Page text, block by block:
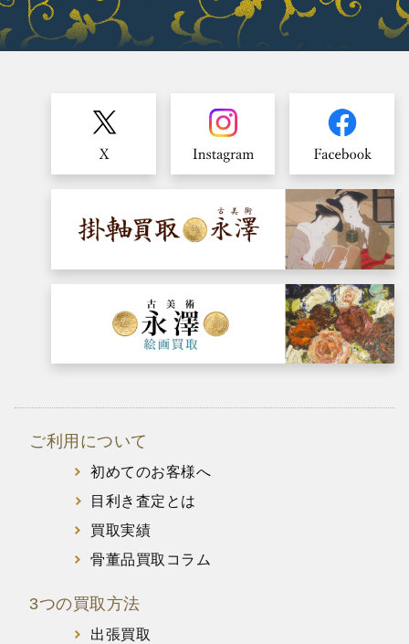
ご利用について
初めてのお客様へ
目利き査定とは
買取実績
骨董品買取コラム
3つの買取方法
出張買取